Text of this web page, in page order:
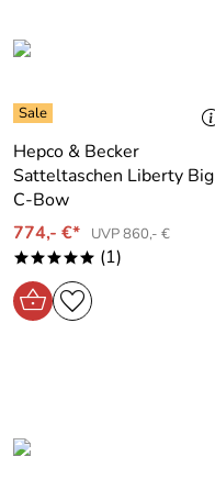
Hepco & Becker
Satteltaschen Liberty Big
C-Bow
774,- €*
UVP 860,- €
***** (1)